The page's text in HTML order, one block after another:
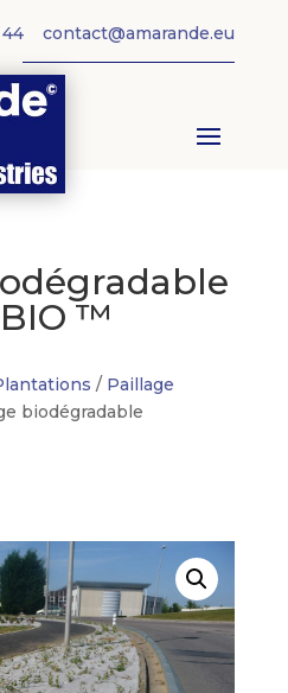
contact@amarande.eu
™
/ Paillage
biodégradable